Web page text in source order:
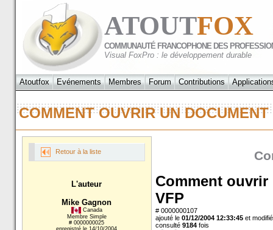
ATOUTFOX
COMMUNAUTÉ FRANCOPHONE DES
Visual FoxPro : le développement durable
Atoutfox Evénements Membres Forum Contributions
COMMENT OUVRIR UN
Retour à la liste
L'auteur
Mike Gagnon
Canada
Membre Simple
# 0000000025
Comment
VFP
# 0000000107
ajouté le 01/12/2004 12:33:45et
consulté 9184fois